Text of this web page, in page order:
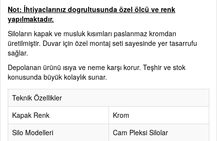
Not: İhtiyaclarınız dogrultusunda özel ölcü ve renk
yapılmaktadır.
Siloların kapak ve musluk kısımları paslanmaz kromdan
üretilmiştir. Duvar için özel montaj seti sayesinde yer tasarrufu
sağlar.
Depolanan ürünü ısıya ve neme karşı korur. Teşhir ve stok
konusunda büyük kolaylık sunar.
Teknik Özellikler
Kapak Renk
Krom
Silo Modelleri
Cam Pleksi Silolar